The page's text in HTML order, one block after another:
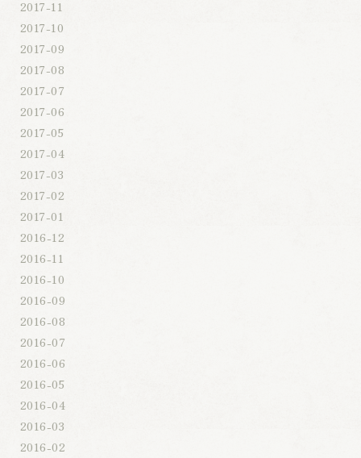
2017-11
2017-10
2017-09
2017-08
2017-07
2017-06
2017-05
2017-04
2017-03
2017-02
2017-01
2016-12
2016-11
2016-10
2016-09
2016-08
2016-07
2016-06
2016-05
2016-04
2016-03
2016-02